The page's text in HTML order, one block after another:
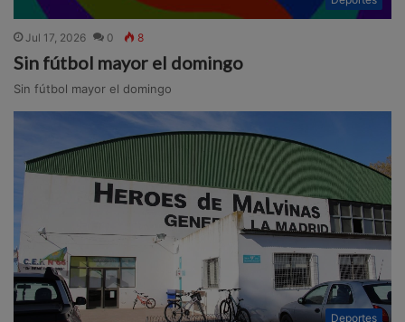
Jul 17, 2026 0 8
Sin fútbol mayor el domingo
Sin fútbol mayor el domingo
Deportes